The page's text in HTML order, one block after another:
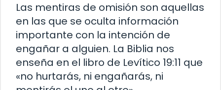
Las mentiras de omisión son aquellas
en las que se oculta información
importante con la intención de
engañar a alguien. La Biblia nos
enseña en el libro de Levítico 19:11 que
«no hurtarás, ni engañarás, ni